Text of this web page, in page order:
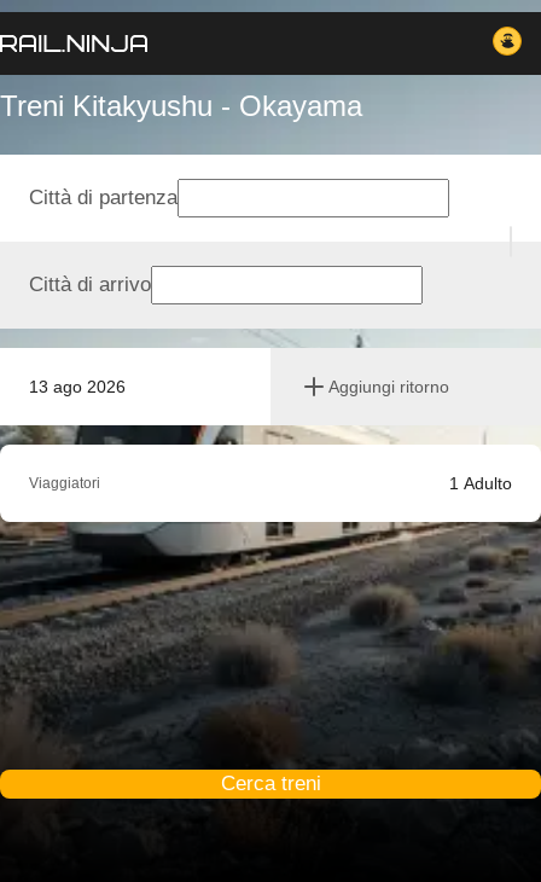
Treni Kitakyushu - Okayama
13 ago 2026 Aggiungi ritorno
Città di partenza
Città di arrivo
Viaggiatori 1 Adulto
Cerca treni